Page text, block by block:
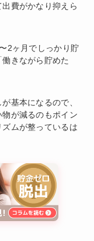
費がかなり抑えら
2ヶ月でしっかり貯
きながら貯めた
基本になるので、
が減るのもポイン
ムが整っているは